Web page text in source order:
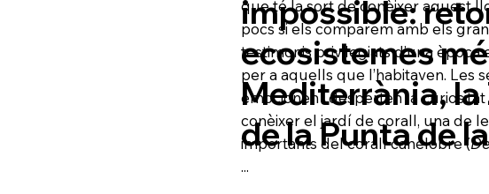
impossible:
ecosistemes
Mediterrània, la
de la Punta de
que té la sort de conèixer aquest
pocs si els comparem amb els
testimonis privilegiats d’una
per a aquells que l’habitaven. Les
emocionen i desperten la curiositat
conèixer el jardí de corall, una de
importants del corall canelobre (
...